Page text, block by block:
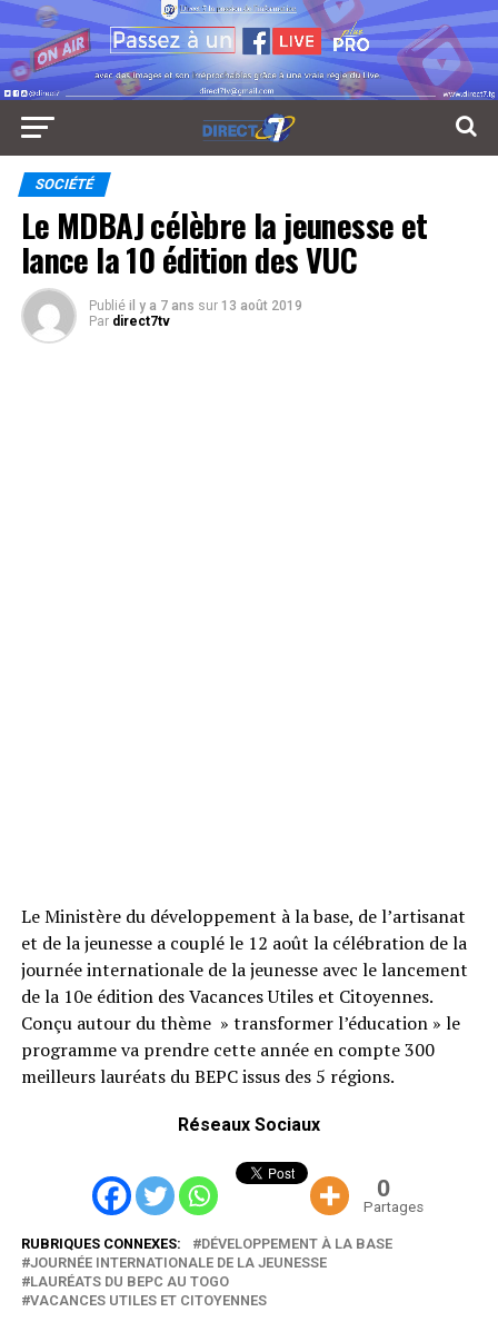
SOCIÉTÉ
Le MDBAJ célèbre la jeunesse et
lance la 10 édition des VUC
Publié il y a 7 ans sur 13 août 2019
Par direct7tv
Le Ministère du développement à la base, de l’artisanat
et de la jeunesse a couplé le 12 août la célébration de la
journée internationale de la jeunesse avec le lancement
de la 10e édition des Vacances Utiles et Citoyennes.
Conçu autour du thème » transformer l’éducation » le
programme va prendre cette année en compte 300
meilleurs lauréats du BEPC issus des 5 régions.
Réseaux Sociaux
0
Partages
RUBRIQUES CONNEXES:
DÉVELOPPEMENT À LA BASE
JOURNÉE INTERNATIONALE DE LA JEUNESSE
LAURÉATS DU BEPC AU TOGO
VACANCES UTILES ET CITOYENNES